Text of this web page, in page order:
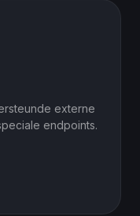
externe
endpoints.